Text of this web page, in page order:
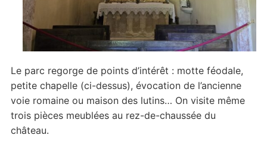
Le parc regorge de points d’intérêt : motte féodale,
petite chapelle (ci-dessus), évocation de l’ancienne
voie romaine ou maison des lutins… On visite même
trois pièces meublées au rez-de-chaussée du
château.